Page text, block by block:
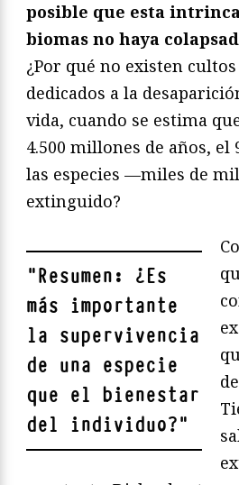
posible que esta
biomas no haya
¿Por qué no existen
dedicados a la
vida, cuando se estima
4.500 millones de años, el
las especies —miles de
extinguido?
"Resumen: ¿Es
más importante
la supervivencia
de una especie
que el bienestar
del individuo?"